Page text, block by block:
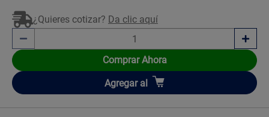
¿Quieres cotizar? Da clic aquí
Comprar Ahora
Añadir
Agregar al